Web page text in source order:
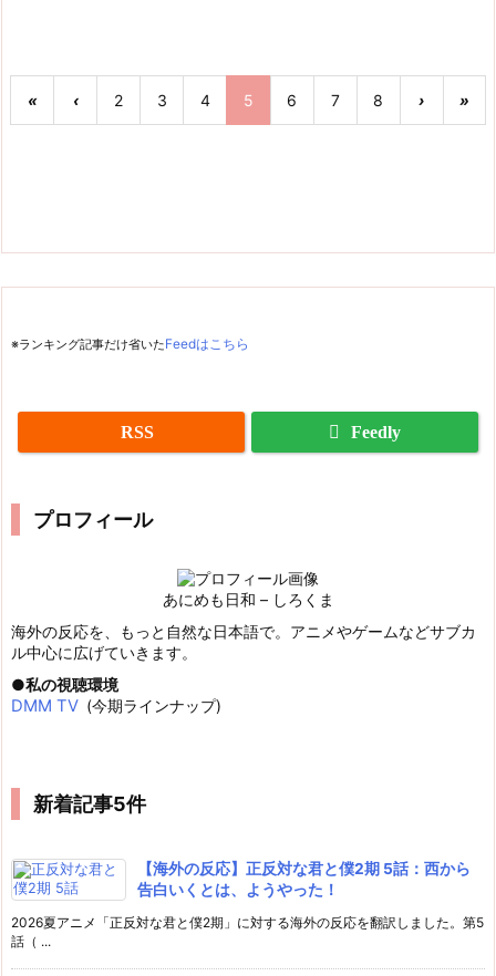
« ‹ 2 3 4 5 6 7 8 › »
※ランキング記事だけ省いたFeedはこちら
RSS Feedly
プロフィール
あにめも日和 – しろくま
海外の反応を、もっと自然な日本語で。アニメやゲームなどサブカ
ル中心に広げていきます。
私の視聴環境
DMM TV (今期ラインナップ)
新着記事5件
【海外の反応】正反対な君と僕2期 5話：西から
告白いくとは、ようやった！
2026夏アニメ「正反対な君と僕2期」に対する海外の反応を翻訳しました。第5
話（ ...